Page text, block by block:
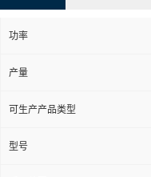
功率
产量
可生产产品类型
型号